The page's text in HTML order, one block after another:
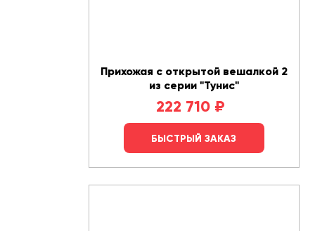
Прихожая с открытой вешалкой 2
из серии "Тунис"
222 710 ₽
БЫСТРЫЙ ЗАКАЗ